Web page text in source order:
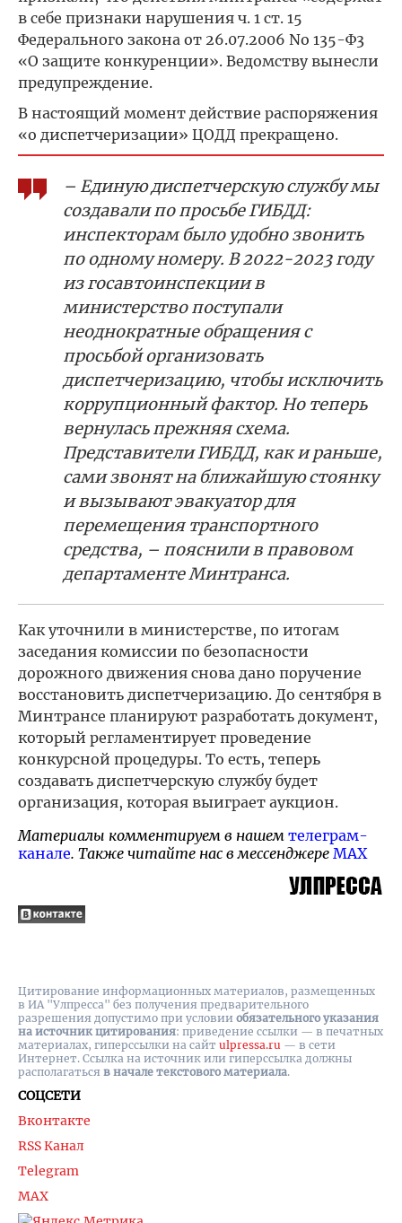
в себе признаки нарушения ч. 1 ст. 15
Федерального закона от 26.07.2006 No 135-Ф3
«О защите конкуренции». Ведомству вынесли
предупреждение.
В настоящий момент действие распоряжения
«о диспетчеризации» ЦОДД прекращено.
– Единую диспетчерскую службу мы
создавали по просьбе ГИБДД:
инспекторам было удобно звонить
по одному номеру. В 2022-2023 году
из госавтоинспекции в
министерство поступали
неоднократные обращения с
просьбой организовать
диспетчеризацию, чтобы исключить
коррупционный фактор. Но теперь
вернулась прежняя схема.
Представители ГИБДД, как и раньше,
сами звонят на ближайшую стоянку
и вызывают эвакуатор для
перемещения транспортного
средства, – пояснили в правовом
департаменте Минтранса.
Как уточнили в министерстве, по итогам
заседания комиссии по безопасности
дорожного движения снова дано поручение
восстановить диспетчеризацию. До сентября в
Минтрансе планируют разработать документ,
который регламентирует проведение
конкурсной процедуры. То есть, теперь
создавать диспетчерскую службу будет
организация, которая выиграет аукцион.
Материалы комментируем в нашем телеграм-
канале. Также читайте нас в мессенджере MAX
СОЦСЕТИ
Вконтакте
RSS Канал
Telegram
MAX
Цитирование информационных материалов, размещенных
в ИА "Улпресса" без получения предварительного
разрешения допустимо при условии обязательного указания
на источник цитирования: приведение ссылки — в печатных
материалах, гиперссылки на cайт ulpressa.ru — в сети
Интернет. Ссылка на источник или гиперссылка должны
располагаться в начале текстового материала.